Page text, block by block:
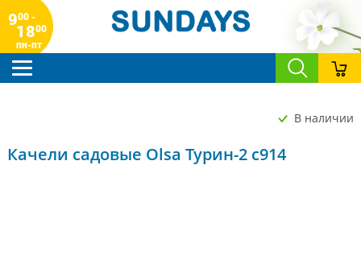
900 -
1800
пн-пт
В наличии
Качели садовые Olsa Турин-2 с914